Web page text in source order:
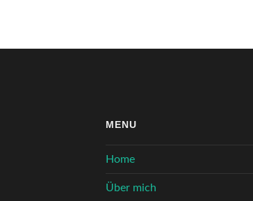
MENU
Home
Über mich